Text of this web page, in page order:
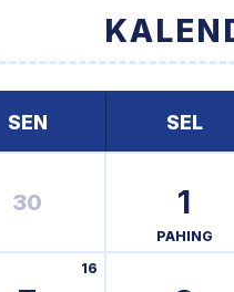
SEN SEL
30 1
PAHING
16